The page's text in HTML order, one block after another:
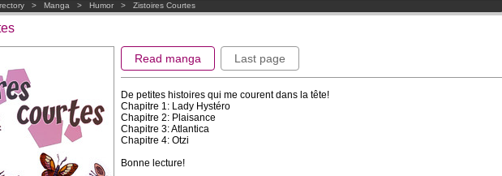
> Manga > Humor > Zistoires Courtes
Read manga Last page
De petites histoires qui me courent dans la tête!
Chapitre 1: Lady Hystéro
Chapitre 2: Plaisance
Chapitre 3: Atlantica
Chapitre 4: Otzi
Bonne lecture!